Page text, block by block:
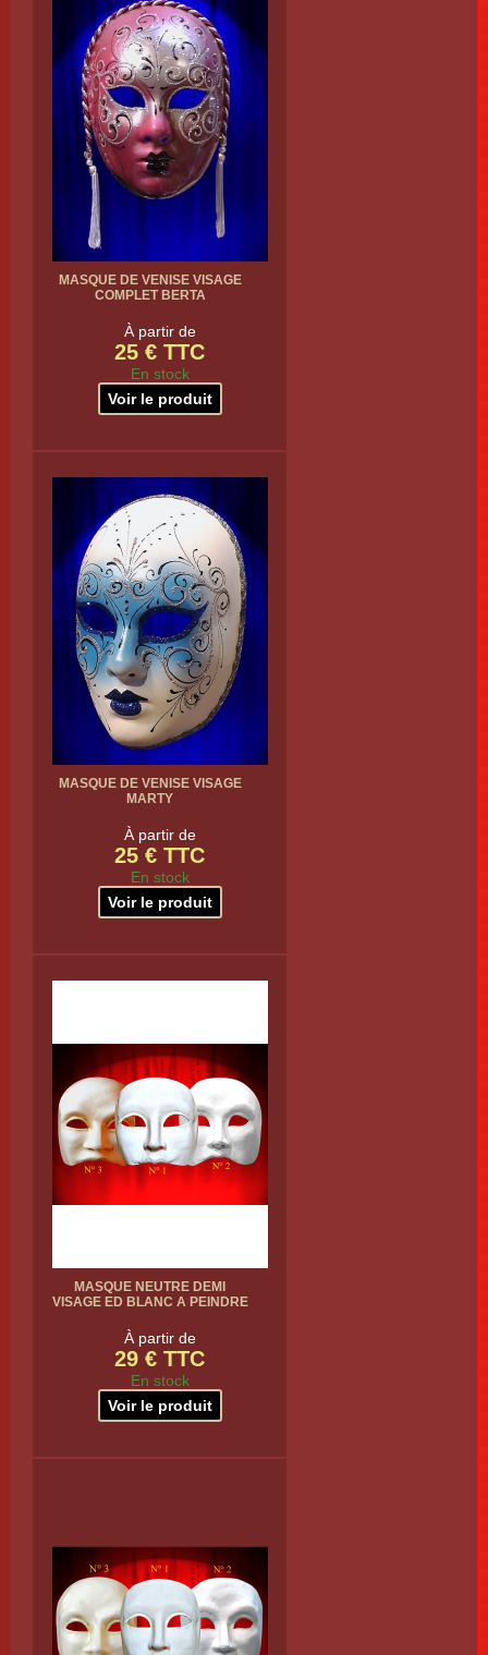
MASQUE DE VENISE VISAGE
COMPLET BERTA
À partir de
25 € TTC
En stock
Voir le produit
MASQUE DE VENISE VISAGE
MARTY
À partir de
25 € TTC
En stock
Voir le produit
MASQUE NEUTRE DEMI
VISAGE ED BLANC A PEINDRE
À partir de
29 € TTC
En stock
Voir le produit